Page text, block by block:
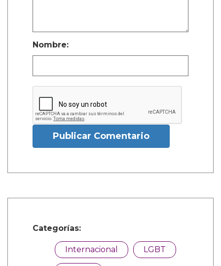
Nombre:
Publicar Comentario
Categorías:
Internacional LGBT